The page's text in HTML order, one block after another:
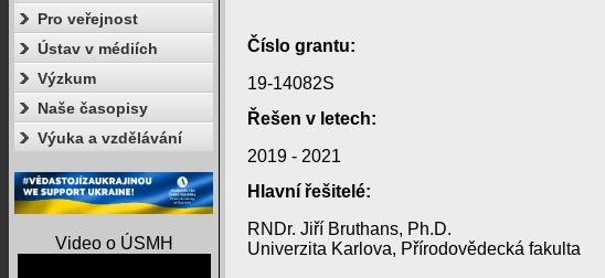
Pro veřejnost
Ústav v médiích
Výzkum
Naše časopisy
Výuka a vzdělávání
Video o ÚSMH
Číslo grantu:
19-14082S
Řešen v letech:
2019 - 2021
Hlavní řešitelé:
RNDr. Jiří Bruthans, Ph.D.
Univerzita Karlova, Přírodovědecká fakulta